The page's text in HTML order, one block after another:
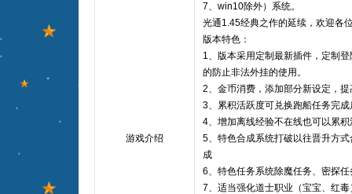
游戏介绍
7、win10除外）系统。
光通1.45经典之作的延续，欢迎各
版本特色：
1、版本采用定制最新插件，定制
的防止非法外挂的使用。
2、金币消费，添加部分新设定，
3、累积活跃度可兑换跑船任务完
4、增加离线经验不在线也可以累积
5、特色合成系统打破以往晋升方
成
6、特色任务系统除魔任务、密探
7、适当强化道士职业（宝宝、红毒